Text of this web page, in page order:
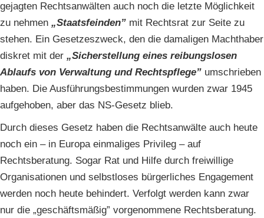
gejagten Rechtsanwälten auch noch die letzte Möglichkeit
zu nehmen „Staatsfeinden” mit Rechtsrat zur Seite zu
stehen. Ein Gesetzeszweck, den die damaligen Machthaber
diskret mit der „Sicherstellung eines reibungslosen
Ablaufs von Verwaltung und Rechtspflege” umschrieben
haben. Die Ausführungsbestimmungen wurden zwar 1945
aufgehoben, aber das NS-Gesetz blieb.
Durch dieses Gesetz haben die Rechtsanwälte auch heute
noch ein – in Europa einmaliges Privileg – auf
Rechtsberatung. Sogar Rat und Hilfe durch freiwillige
Organisationen und selbstloses bürgerliches Engagement
werden noch heute behindert. Verfolgt werden kann zwar
nur die „geschäftsmäßig” vorgenommene Rechtsberatung.